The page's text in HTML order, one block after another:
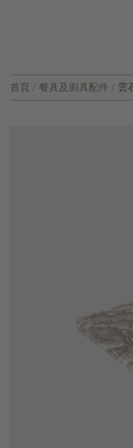
首頁 / 餐具及廚具配件 / 雲